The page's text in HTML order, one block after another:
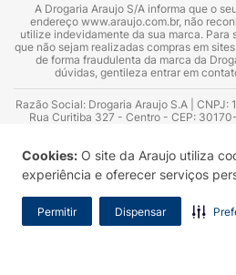
Cookies: O site da Araujo utiliza
experiência e oferecer serviços
Permitir Dispensar
A Drogaria Araujo S/A informa que o
endereço www.araujo.com.br, não
utilize indevidamente da sua marca. Para
que não sejam realizadas compras em
de forma fraudulenta da marca da
dúvidas, gentileza entrar em
Razão Social: Drogaria Araujo S.A | CNPJ:
Rua Curitiba 327 - Centro - CEP:
Azevedo Guimarães – CRF 10.965 |
Consultor substituto: Thiago Aguiar
Sanitário: 2025020713 | Autorização de